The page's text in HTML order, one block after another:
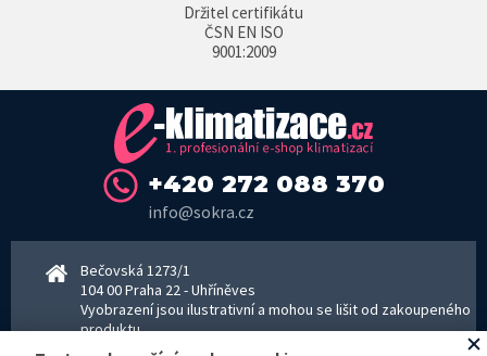
Držitel certifikátu
ČSN EN ISO
9001:2009
+420 272 088 370
info@sokra.cz
Bečovská 1273/1
104 00 Praha 22 - Uhříněves
Vyobrazení jsou ilustrativní a mohou se lišit od zakoupeného
produktu.
www.sokra.cz│www.haier-klimatizace.cz